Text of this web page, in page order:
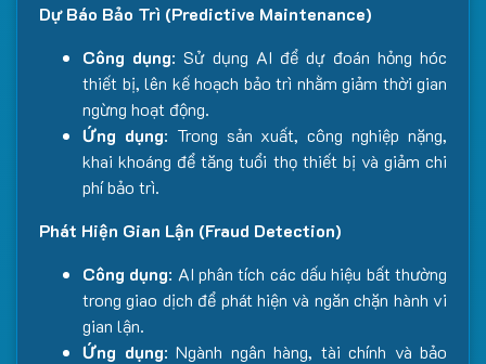
Dự Báo Bảo Trì (Predictive Maintenance)
Công dụng: Sử dụng AI để dự đoán hỏng hóc
thiết bị, lên kế hoạch bảo trì nhằm giảm thời gian
ngừng hoạt động.
Ứng dụng: Trong sản xuất, công nghiệp nặng,
khai khoáng để tăng tuổi thọ thiết bị và giảm chi
phí bảo trì.
Phát Hiện Gian Lận (Fraud Detection)
Công dụng: AI phân tích các dấu hiệu bất thường
trong giao dịch để phát hiện và ngăn chặn hành vi
gian lận.
Ứng dụng: Ngành ngân hàng, tài chính và bảo